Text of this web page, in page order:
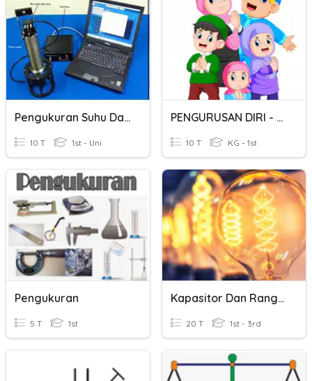
Pengukuran Suhu Dan Salinitas
10 T 1st - Uni
PENGURUSAN DIRI - LATIHAN PENGUKUHAN ADAB DAN PAKAIAN
10 T KG - 1st
Pengukuran
5 T 1st
Kapasitor Dan Rangkaian Seri
20 T 1st - 3rd